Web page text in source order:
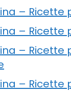
– Ricette
– Ricette
– Ricette
– Ricette